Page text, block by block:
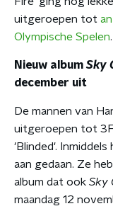
uitgeroepen tot
Olympische Spelen
Nieuw album Sky
december uit
De mannen van
uitgeroepen tot
'Blinded'.
aan gedaan. Ze
album dat ook Sky
maandag 12